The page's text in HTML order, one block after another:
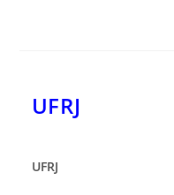
UFRJ
UFRJ